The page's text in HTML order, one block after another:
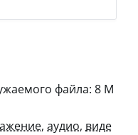
файла: 8 М
, аудио, виде